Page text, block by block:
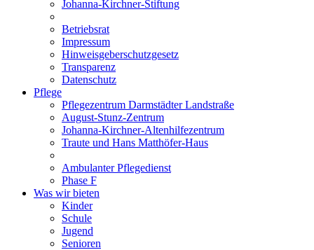
Johanna-Kirchner-Stiftung
Betriebsrat
Impressum
Hinweisgeberschutzgesetz
Transparenz
Datenschutz
Pflege
Pflegezentrum Darmstädter Landstraße
August-Stunz-Zentrum
Johanna-Kirchner-Altenhilfezentrum
Traute und Hans Matthöfer-Haus
Ambulanter Pflegedienst
Phase F
Was wir bieten
Kinder
Schule
Jugend
Senioren